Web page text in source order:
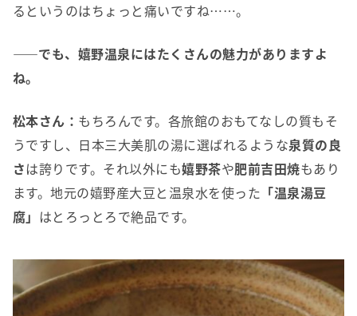
るというのはちょっと痛いですね……。
――でも、嬉野温泉にはたくさんの魅力がありますよ
ね。
松本さん： もちろんです。各旅館のおもてなしの質もそ
うですし、日本三大美肌の湯に選ばれるような泉質の良
さは誇りです。それ以外にも嬉野茶や肥前吉田焼もあり
ます。地元の嬉野産大豆と温泉水を使った 「温泉湯豆
腐」 はとろっとろで絶品です。